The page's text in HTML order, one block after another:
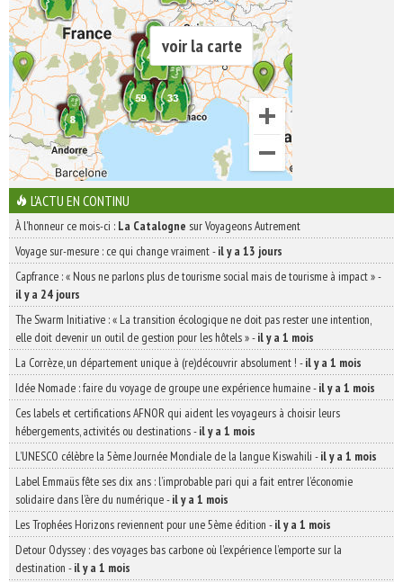
voir la carte
L'ACTU EN CONTINU
À l'honneur ce mois-ci : La Catalogne sur Voyageons Autrement
Voyage sur-mesure : ce qui change vraiment-il y a 13 jours
Capfrance : « Nous ne parlons plus de tourisme social mais de tourisme à impact »-
il y a 24 jours
The Swarm Initiative : « La transition écologique ne doit pas rester une intention,
elle doit devenir un outil de gestion pour les hôtels »-il y a 1 mois
La Corrèze, un département unique à (re)découvrir absolument ! -il y a 1 mois
Idée Nomade : faire du voyage de groupe une expérience humaine-il y a 1 mois
Ces labels et certifications AFNOR qui aident les voyageurs à choisir leurs
hébergements, activités ou destinations-il y a 1 mois
L’UNESCO célèbre la 5ème Journée Mondiale de la langue Kiswahili -il y a 1 mois
Label Emmaüs fête ses dix ans : l’improbable pari qui a fait entrer l’économie
solidaire dans l’ère du numérique-il y a 1 mois
Les Trophées Horizons reviennent pour une 5ème édition -il y a 1 mois
Detour Odyssey : des voyages bas carbone où l’expérience l’emporte sur la
destination -il y a 1 mois